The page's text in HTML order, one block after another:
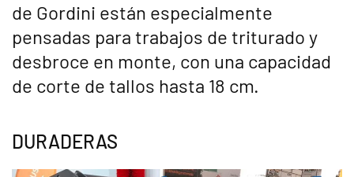
de Gordini están especialmente
pensadas para trabajos de triturado y
desbroce en monte, con una capacidad
de corte de tallos hasta 18 cm.
DURADERAS